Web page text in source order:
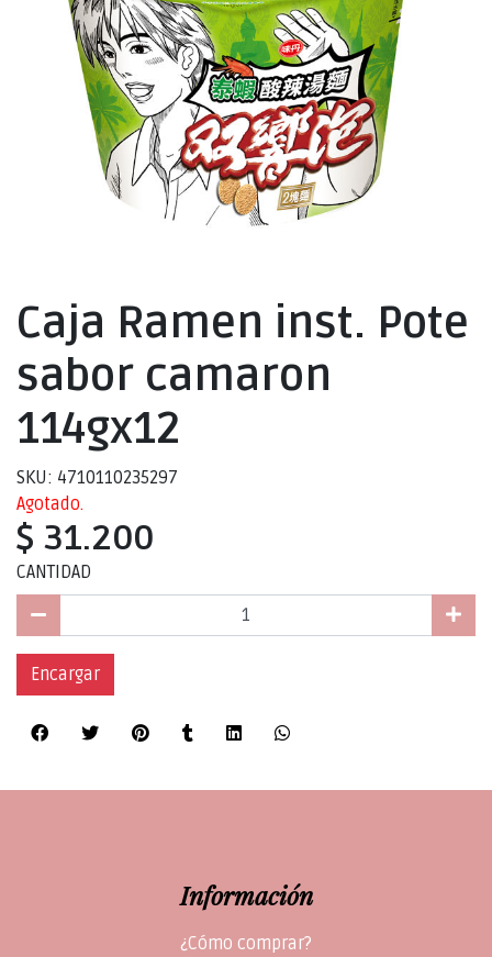
Caja Ramen inst. Pote
sabor camaron
114gx12
SKU: 4710110235297
Agotado.
$ 31.200
CANTIDAD
Encargar
Información
¿Cómo comprar?